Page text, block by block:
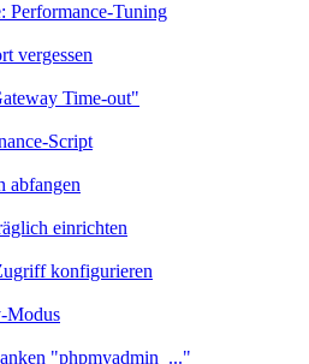
Performance-Tuning
vergessen
Time-out"
Script
abfangen
einrichten
konfigurieren
Modus
"phpmyadmin_..."